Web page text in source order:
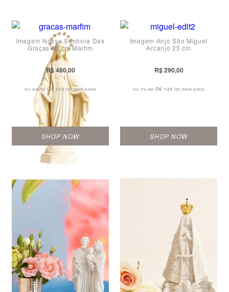
Imagem Nossa Senhora Das
Graças 32 cm Marfim
R$ 480,00
ou 4x de R$ 120,00 sem juros
SHOP NOW
Imagem Anjo São Miguel
Arcanjo 25 cm
R$ 290,00
ou 2x de R$ 145,00 sem juros
SHOP NOW